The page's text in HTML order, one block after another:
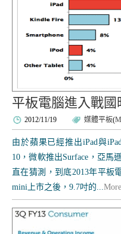
平板電腦進入戰國
2012/11/19 媒體平板(
由於蘋果已經推出iPad與
10，微軟推出Surface，亞馬
直在猜測，到底2013年平板
mini上市之後，9.7吋的...More